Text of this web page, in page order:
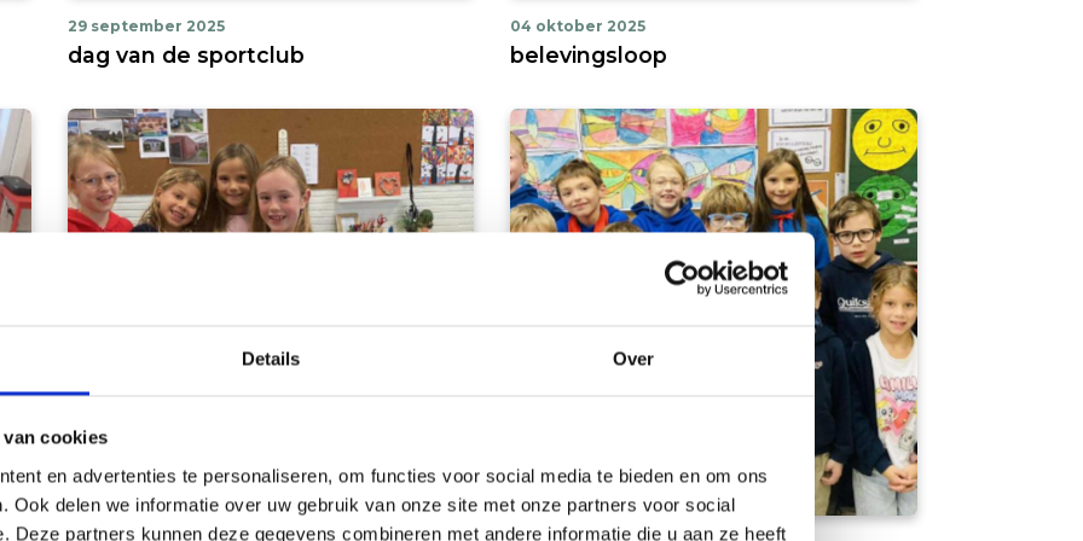
Details Over
van cookies
en advertenties te personaliseren, om functies voor social media te bieden en om ons
Ook delen we informatie over uw gebruik van onze site met onze partners voor social
Deze partners kunnen deze gegevens combineren met andere informatie die u aan ze heeft
29 september 2025
dag van de sportclub
04 oktober 2025
belevingsloop
filter ALBUM BEKIJKEN filter ALBUM BEKIJKEN